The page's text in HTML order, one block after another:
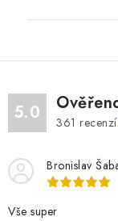
5.0 361 recenzí.
Bronislav
Vše super